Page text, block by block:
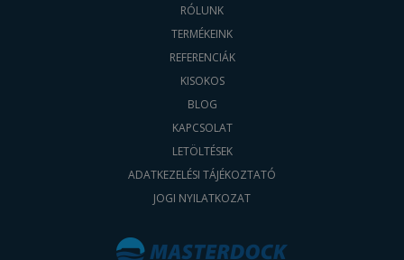
RÓLUNK
TERMÉKEINK
REFERENCIÁK
KISOKOS
BLOG
KAPCSOLAT
LETÖLTÉSEK
ADATKEZELÉSI TÁJÉKOZTATÓ
JOGI NYILATKOZAT